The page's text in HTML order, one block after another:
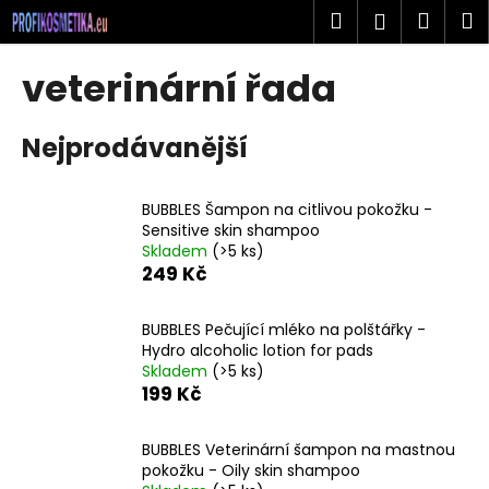
Přejít
na
obsah
Hledat
veterinární řada
Nejprodávanější
BUBBLES Šampon na citlivou pokožku -
Sensitive skin shampoo
Skladem (>5 ks)
249 Kč
BUBBLES Pečující mléko na polštářky -
Hydro alcoholic lotion for pads
Skladem (>5 ks)
199 Kč
BUBBLES Veterinární šampon na mastnou
pokožku - Oily skin shampoo
K
o
o